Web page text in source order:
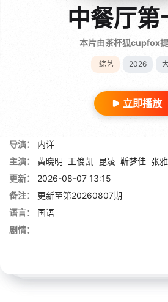
中餐厅第
本片由茶杯狐cupfox
综艺 2026
立即播放
导演：
内详
主演：
黄晓明 王俊凯 昆凌 靳梦佳 张
更新：
2026-08-07 13:15
备注：
更新至第20260807期
语言：
国语
剧情：